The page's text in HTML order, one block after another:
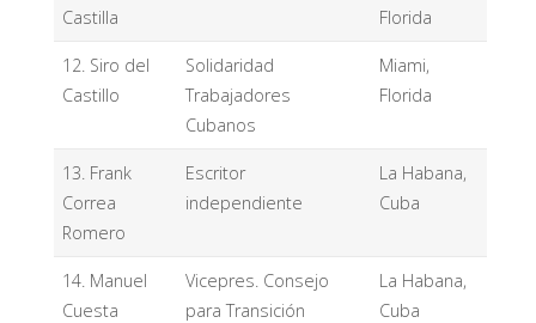
Castilla
Florida
12. Siro del
Castillo
Solidaridad
Trabajadores
Cubanos
Miami,
Florida
13. Frank
Correa
Romero
Escritor
independiente
La Habana,
Cuba
14. Manuel
Cuesta
Vicepres. Consejo
para Transición
La Habana,
Cuba